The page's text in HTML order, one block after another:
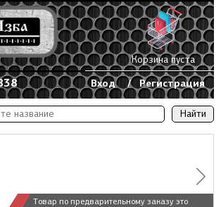
Товар по предварительному заказу это
Вход / Регистрация
Корзина пуста